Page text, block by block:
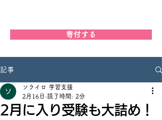
寄付する
記事
2月に入り受験も大詰め！
ソライロ 学習支援
2月16日 読了時間: 2分